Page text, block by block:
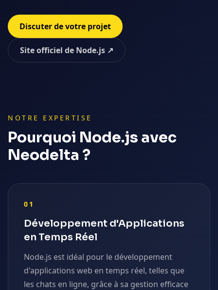
Discuter de votre projet
Site officiel de Node.js ↗
NOTRE EXPERTISE
Pourquoi Node.js avec
Neodelta ?
01
Développement d'Applications
en Temps Réel
Node.js est idéal pour le développement
d'applications web en temps réel, telles que
les chats en ligne, grâce à sa gestion efficace